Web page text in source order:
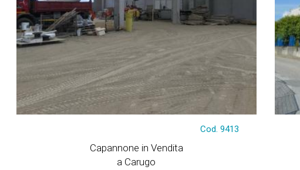
Cod. 9413
Capannone in Vendita
a Carugo